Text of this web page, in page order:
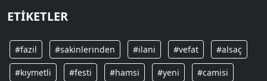
ETIKETLER
#fazil #sakinlerinden #ilani #vefat #alsaç
#kıymetli #festi #hamsi #yeni #camisi